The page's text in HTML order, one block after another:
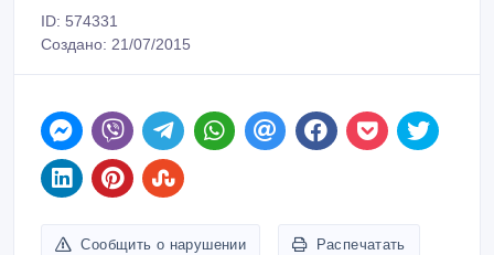
ID: 574331
Создано: 21/07/2015
Сообщить о нарушении Распечатать